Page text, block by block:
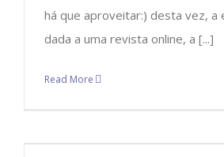
há que aproveitar:) desta vez, a
dada a uma revista online, a [...]
Read More